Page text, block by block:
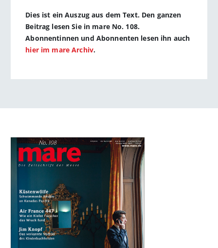
Dies ist ein Auszug aus dem Text. Den ganzen
Beitrag lesen Sie in mare No. 108.
Abonnentinnen und Abonnenten lesen ihn auch
hier im mare Archiv.